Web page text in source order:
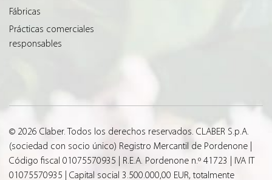
Fábricas
Prácticas comerciales
responsables
© 2026 Claber. Todos los derechos reservados. CLABER S.p.A.
(sociedad con socio único) Registro Mercantil de Pordenone |
Código fiscal 01075570935 | R.E.A. Pordenone n.º 41723 | IVA IT
01075570935 | Capital social 3.500.000,00 EUR, totalmente